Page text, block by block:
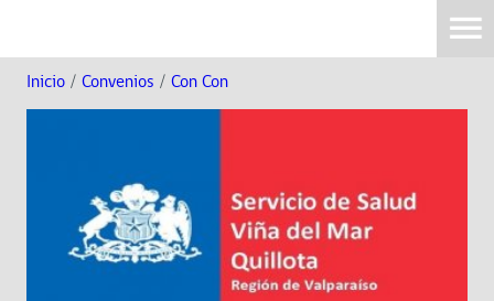
Inicio / Convenios / Con Con